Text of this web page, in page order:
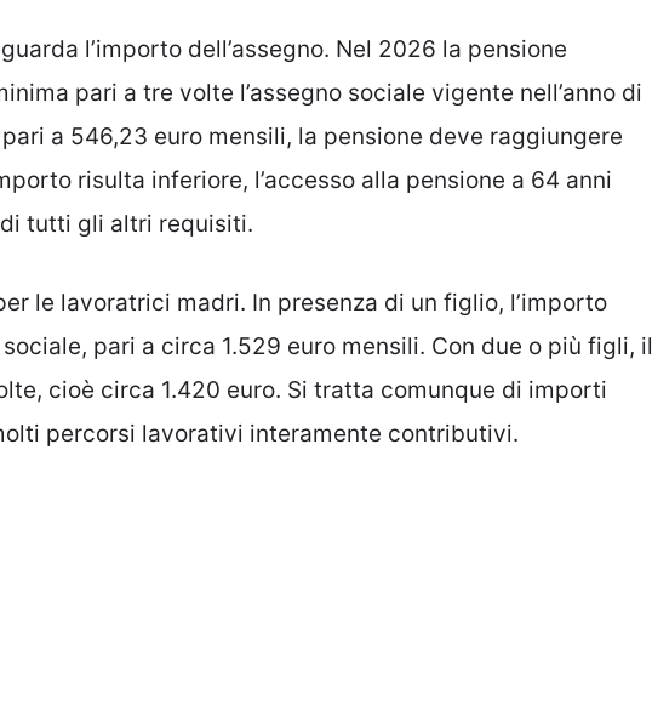
l’importo dell’assegno. Nel 2026 la pensione
pari a tre volte l’assegno sociale vigente nell’anno di
a 546,23 euro mensili, la pensione deve raggiungere
risulta inferiore, l’accesso alla pensione a 64 anni
tutti gli altri requisiti.
le lavoratrici madri. In presenza di un figlio, l’importo
pari a circa 1.529 euro mensili. Con due o più figli, il
cioè circa 1.420 euro. Si tratta comunque di importi
percorsi lavorativi interamente contributivi.